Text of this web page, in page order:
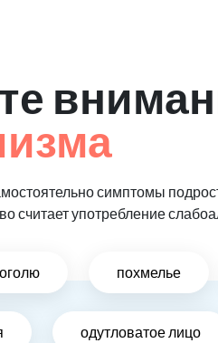
симптомы
считает употребление
похмелье
одутловатое лицо